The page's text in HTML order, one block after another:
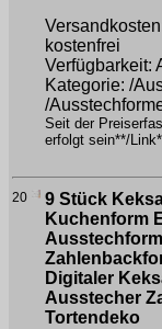
kostenfrei
Verfügbarkeit:
Kategorie: /
/
Seit der
erfolgt sein**/Link*
20
9 Stück
Kuchenform
Digitaler
Ausstecher
Tortendeko